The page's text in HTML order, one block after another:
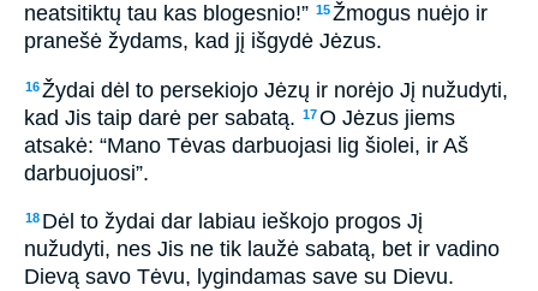
neatsitiktų tau kas blogesnio!” 15Žmogus nuėjo ir
pranešė žydams, kad jį išgydė Jėzus.
16Žydai dėl to persekiojo Jėzų ir norėjo Jį nužudyti,
kad Jis taip darė per sabatą. 17O Jėzus jiems
atsakė: “Mano Tėvas darbuojasi lig šiolei, ir Aš
darbuojuosi”.
18 Dėl to žydai dar labiau ieškojo progos Jį
nužudyti, nes Jis ne tik laužė sabatą, bet ir vadino
Dievą savo Tėvu, lygindamas save su Dievu.